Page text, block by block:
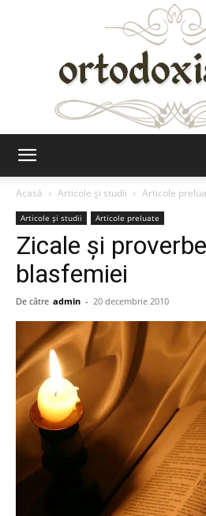
Acasă
Articole şi studii Articole
Articole şi studii Articole preluate
Zicale şi
blasfemiei
De către admin - 20 decembrie 2010